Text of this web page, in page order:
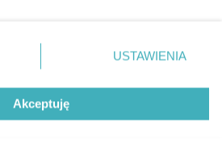
Zdjęcia miasta
dolnym rogu strony
. Niektóre
będą miały zastosowania tylko
USTAWIENIA
Akceptuję